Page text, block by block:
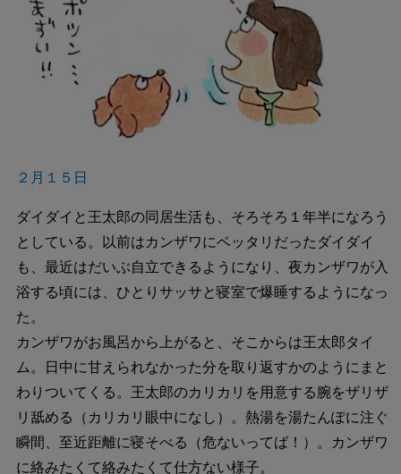
２月１５日
ダイダイと王太郎の同居生活も、そろそろ１年半になろう
としている。以前はカンザワにベッタリだったダイダイ
も、最近はだいぶ自立できるようになり、夜カンザワが入
浴する頃には、ひとりサッサと寝室で爆睡するようになっ
た。
カンザワがお風呂から上がると、そこからは王太郎タイ
ム。日中に甘えられなかった分を取り返すかのようにまと
わりついてくる。王太郎のカリカリを用意する腕をザリザ
リ舐める（カリカリ眼中になし）。熱湯を湯たんぽに注ぐ
瞬間、至近距離に寝そべる（危ないってば！）。カンザワ
に絡みたくて絡みたくて仕方ない様子。